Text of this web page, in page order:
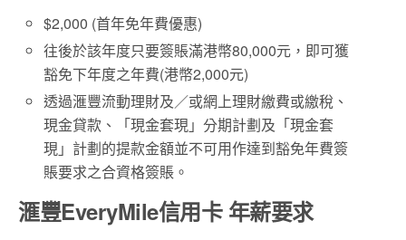
$2,000 (首年免年費優惠)
往後於該年度只要簽賬滿港幣80,000元，即可獲
豁免下年度之年費(港幣2,000元)
透過滙豐流動理財及／或網上理財繳費或繳稅、
現金貸款、「現金套現」分期計劃及「現金套
現」計劃的提款金額並不可用作達到豁免年費簽
賬要求之合資格簽賬。
滙豐EveryMile信用卡 年薪要求